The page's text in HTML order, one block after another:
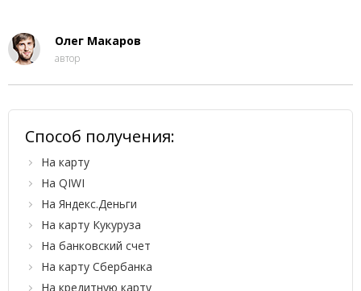
Олег Макаров
автор
Способ получения:
На карту
На QIWI
На Яндекс.Деньги
На карту Кукуруза
На банковский счет
На карту Сбербанка
На кредитную карту